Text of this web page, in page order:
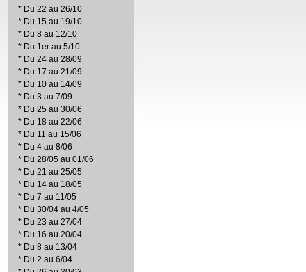
* Du 22 au 26/10
* Du 15 au 19/10
* Du 8 au 12/10
* Du 1er au 5/10
* Du 24 au 28/09
* Du 17 au 21/09
* Du 10 au 14/09
* Du 3 au 7/09
* Du 25 au 30/06
* Du 18 au 22/06
* Du 11 au 15/06
* Du 4 au 8/06
* Du 28/05 au 01/06
* Du 21 au 25/05
* Du 14 au 18/05
* Du 7 au 11/05
* Du 30/04 au 4/05
* Du 23 au 27/04
* Du 16 au 20/04
* Du 8 au 13/04
* Du 2 au 6/04